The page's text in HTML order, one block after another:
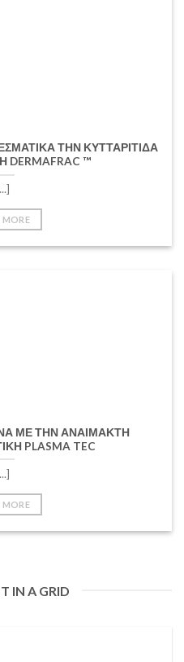
ΤΗΝ ΚΥΤΤΑΡΙΤΙΔΑ
DERMAFRAC ™
MORE
ΜΕ ΤΗΝ ΑΝΑΙΜΑΚΤΗ
PLASMA TEC
MORE
IN A GRID